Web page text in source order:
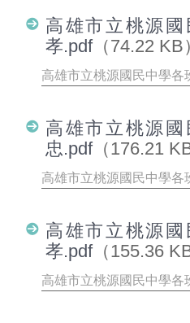
高雄市立桃源
孝.pdf（74.22 KB
高雄市立桃源國民中學
高雄市立桃源
忠.pdf（176.21
高雄市立桃源國民中學
高雄市立桃源
孝.pdf（155.36
高雄市立桃源國民中學